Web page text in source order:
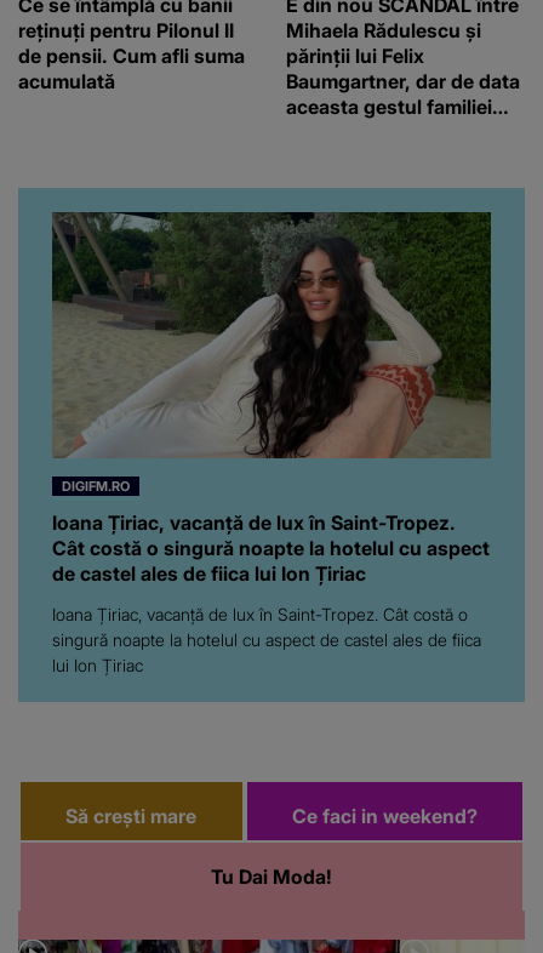
reținuți pentru Pilonul II
de pensii. Cum afli suma
acumulată
Mihaela Rădulescu și
părinții lui Felix
Baumgartner, dar de data
aceasta gestul familiei
noastră! Fostei
prezentatoare nici că-i
vine să creadă că s-a
ajuns până aici, dar e
adevărat, au făcut-o și pe
asta! Și ce a ieșit la iveală
ar fi prea mult pentru
oricine: "Cu… mine, fata
româncă...”
DIGIFM.RO
Ioana Țiriac, vacanță de lux în Saint-Tropez.
Cât costă o singură noapte la hotelul cu aspect
de castel ales de fiica lui Ion Țiriac
Ioana Țiriac, vacanță de lux în Saint-Tropez. Cât costă o
singură noapte la hotelul cu aspect de castel ales de fiica
lui Ion Țiriac
Să crești mare
Tu Dai Moda!
Ce faci in weekend?